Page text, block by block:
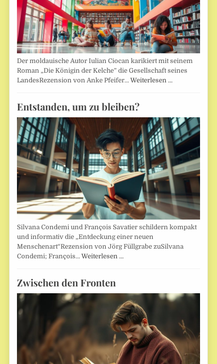
Der moldauische Autor Iulian Ciocan karikiert mit seinem
Roman „Die Königin der Kelche” die Gesellschaft seines
LandesRezension von Anke Pfeifer…Weiterlesen …
Entstanden, um zu bleiben?
Silvana Condemi und François Savatier schildern kompakt
und informativ die „Entdeckung einer neuen
Menschenart“Rezension von Jörg Füllgrabe zuSilvana
Condemi; François…Weiterlesen …
Zwischen den Fronten